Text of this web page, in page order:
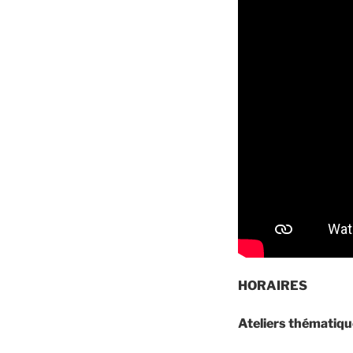
HORAIRES
Ateliers